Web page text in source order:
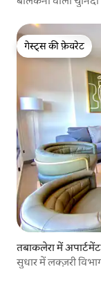
गेस्ट्स की फ़ेवरेट
गेस्ट्स की फ़ेवरेट
तबाकलेरा में अपार्टमेंट
सुधार में लक्ज़री